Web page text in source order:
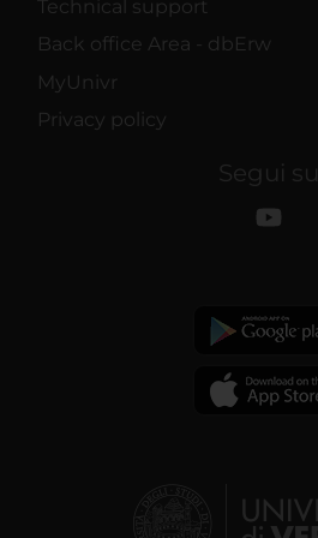
Technical support
Back office Area - dbErw
MyUnivr
Privacy policy
Segui su